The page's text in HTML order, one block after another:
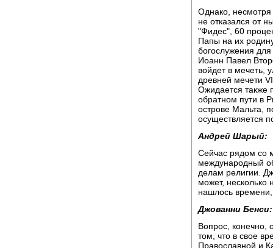
Однако,
не отказался от
"Фидес", 60
Папы на их
богослужения
Иоанн Павел
войдет в мечеть,
древней мечети
Ожидается также
обратном пути в
острове Мальта,
осуществляется
Андрей Шарый:
Сейчас рядом со
международный
делам религии.
может,
нашлось
Джованни Бенси:
Вопрос, конечно,
том, что в свое
Православной и